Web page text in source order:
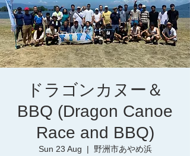
ドラゴンカヌー＆
BBQ (Dragon Canoe
Race and BBQ)
Sun 23 Aug
  |
野洲市あやめ浜